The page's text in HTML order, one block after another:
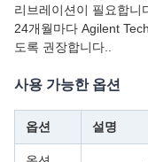
리브레이션이 필요합니
24개월마다 Agilent
도록 권장합니다..
사용 가능한 옵션
옵션 설명